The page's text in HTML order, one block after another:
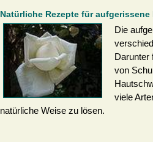
Natürliche Rezepte für aufgerissene
Die
Darunter
von
viele
natürliche Weise zu lösen.